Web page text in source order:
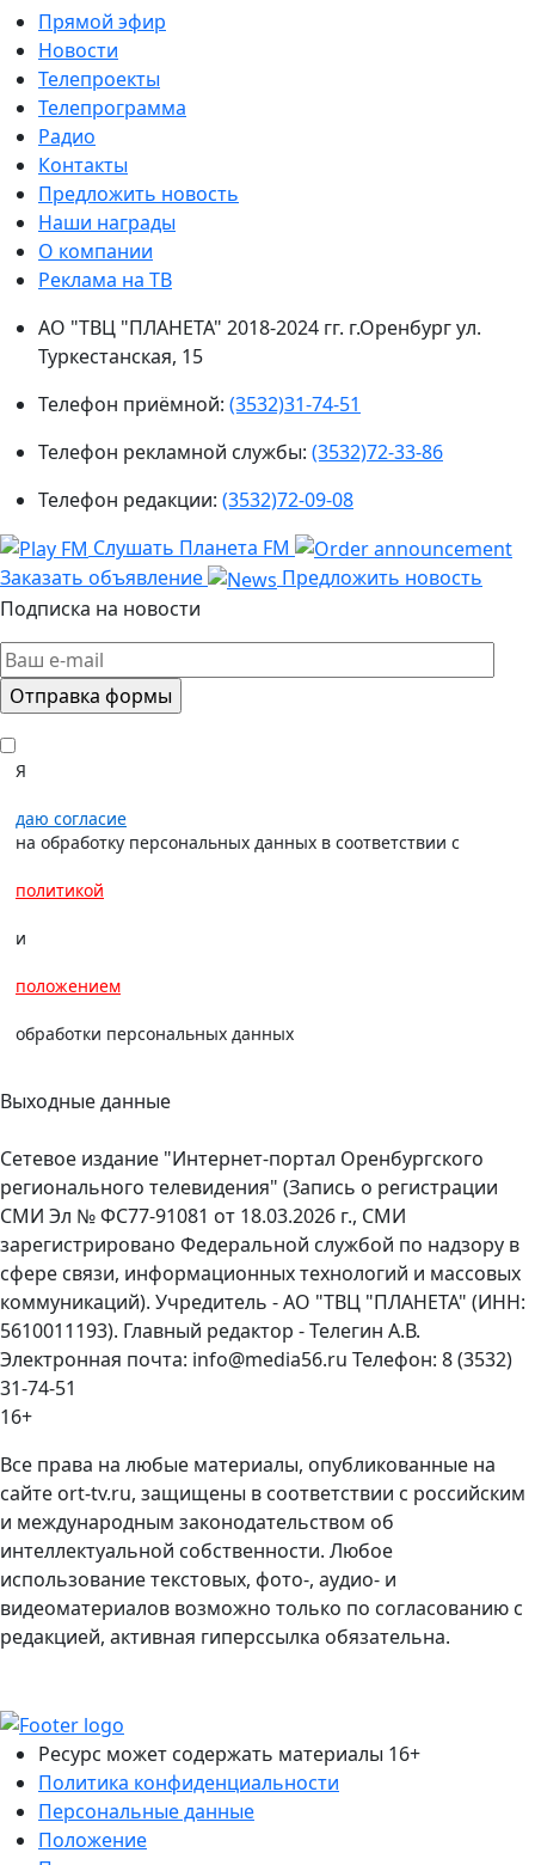
Прямой эфир
Новости
Телепроекты
Телепрограмма
Радио
Контакты
Предложить новость
Наши награды
О компании
Реклама на ТВ
АО "ТВЦ "ПЛАНЕТА" 2018-2024 гг. г.Оренбург ул.
Туркестанская, 15
Телефон приёмной: (3532)31-74-51
Телефон рекламной службы: (3532)72-33-86
Телефон редакции: (3532)72-09-08
Слушать Планета FM
Заказать объявление
Предложить новость
Подписка на новости
Я
даю согласие
на обработку персональных данных в соответствии с
политикой
и
положением
обработки персональных данных
Выходные данные
Сетевое издание "Интернет-портал Оренбургского
регионального телевидения" (Запись о регистрации
СМИ Эл № ФС77-91081 от 18.03.2026 г., СМИ
зарегистрировано Федеральной службой по надзору в
сфере связи, информационных технологий и массовых
коммуникаций). Учредитель - АО "ТВЦ "ПЛАНЕТА" (ИНН:
5610011193). Главный редактор - Телегин А.В.
Электронная почта: info@media56.ru Телефон: 8 (3532)
31-74-51
16+
Все права на любые материалы, опубликованные на
сайте ort-tv.ru, защищены в соответствии с российским
и международным законодательством об
интеллектуальной собственности. Любое
использование текстовых, фото-, аудио- и
видеоматериалов возможно только по согласованию с
редакцией, активная гиперссылка обязательна.
Ресурс может содержать материалы 16+
Политика конфиденциальности
Персональные данные
Положение